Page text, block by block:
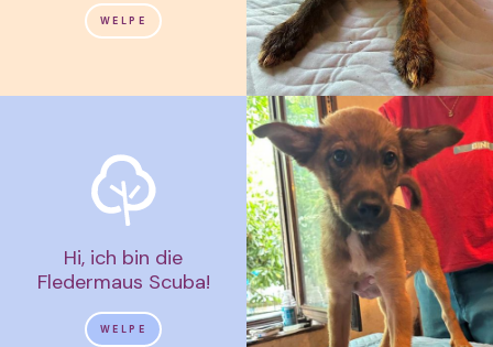
WELPE
Hi, ich bin die
Fledermaus Scuba!
WELPE